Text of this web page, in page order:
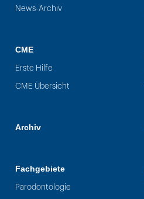
News-Archiv
CME
Erste Hilfe
CME Übersicht
Archiv
Fachgebiete
Parodontologie